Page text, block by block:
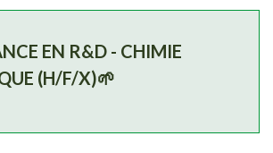
EN R&D - CHIMIE
(H/F/X)🌱